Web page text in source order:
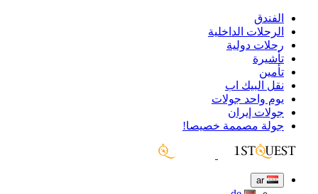
الفندق
الرحلات الداخلية
رحلات دولية
تأشيرة
تأمين
نقل البيك اب
يوم واحد جولات
جولات إيران
جولة مصممة خصيصا!
ar